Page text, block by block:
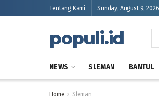
Tentang Kami Sunday, August 9, 2026
populi.id
NEWS SLEMAN BANTUL
Home Sleman